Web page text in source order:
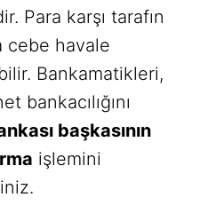
Para karşı tarafın
cebe havale
Bankamatikleri,
bankacılığını
başkasının
işlemini